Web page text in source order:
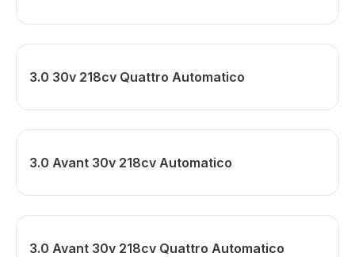
3.0 30v 218cv Quattro Automatico
3.0 Avant 30v 218cv Automatico
3.0 Avant 30v 218cv Quattro Automatico